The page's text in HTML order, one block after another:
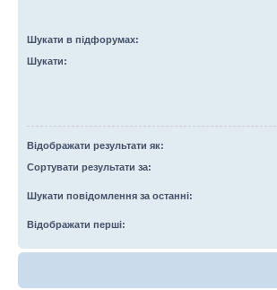
Шукати в підфорумах:
Шукати:
Відображати результати як:
Сортувати результати за:
Шукати повідомлення за останні:
Відображати перші: